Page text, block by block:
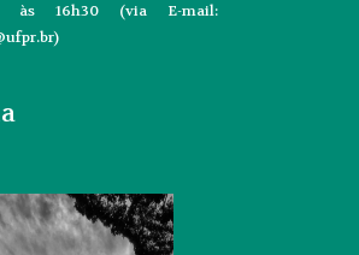
às 16h30 (via E-mail: